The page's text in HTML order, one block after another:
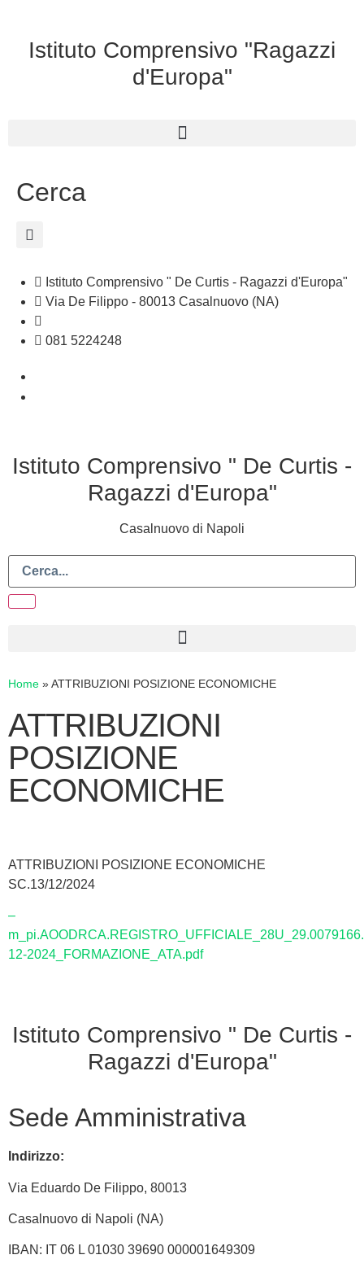
Istituto Comprensivo "Ragazzi
d'Europa"
Cerca
Istituto Comprensivo " De Curtis - Ragazzi d'Europa"
Via De Filippo - 80013 Casalnuovo (NA)
081 5224248
Istituto Comprensivo " De Curtis -
Ragazzi d'Europa"
Casalnuovo di Napoli
Home » ATTRIBUZIONI POSIZIONE ECONOMICHE
ATTRIBUZIONI
POSIZIONE
ECONOMICHE
ATTRIBUZIONI POSIZIONE ECONOMICHE
SC.13/12/2024
–
12-2024_FORMAZIONE_ATA.pdf
Istituto Comprensivo " De Curtis -
Ragazzi d'Europa"
Sede Amministrativa
Indirizzo:
Via Eduardo De Filippo, 80013
Casalnuovo di Napoli (NA)
IBAN: IT 06 L 01030 39690 000001649309